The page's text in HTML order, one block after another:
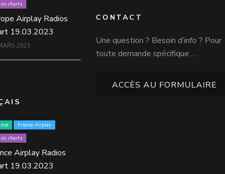
charts
Airplay Radios
19.03.2023
2023
France Airplay
charts
Airplay Radios
19.03.2023
CONTACT
Une question ? Besoin d’info ? Pour
toute demande spécifique …
ACCÈS AU FORMULAIRE